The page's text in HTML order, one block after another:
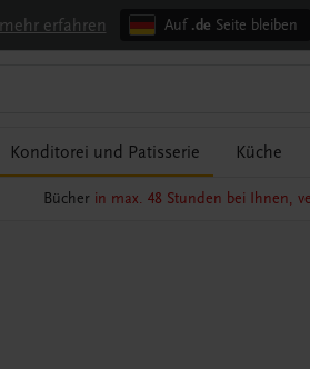
mehr erfahren Auf .de Seite bleiben
Konditorei und Patisserie Küche
Bücher in max. 48 Stunden bei Ihnen,